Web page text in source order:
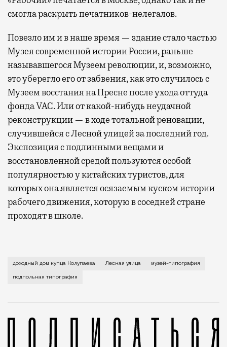
смогла раскрыть печатников-нелегалов.
Повезло им и в наше время — здание стало частью
Музея современной истории России, раньше
называвшегося Музеем революции, и, возможно,
это уберегло его от забвения, как это случилось с
Музеем восстания на Пресне после ухода оттуда
фонда VAC. Или от какой-нибудь неудачной
реконструкции — в ходе тотальной реновации,
случившейся с Лесной улицей за последний год.
Экспозиция с подлинными вещами и
восстановленной средой пользуются особой
популярностью у китайских туристов, для
которых она является осязаемым куском истории
рабочего движения, которую в соседней стране
проходят в школе.
Это был один из самых интересных музеев
доходный дом купца Колупаева Лесная улица музей-типография
подпольная типография